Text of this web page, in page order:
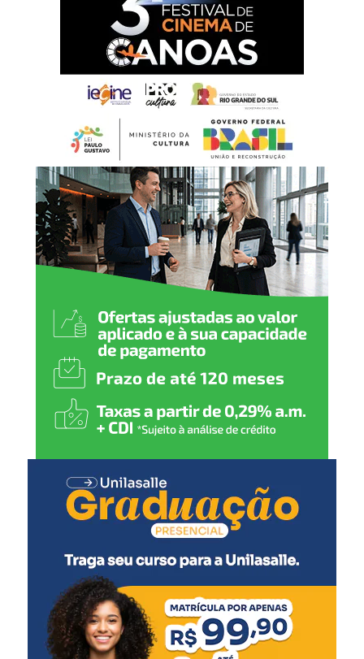
“Uma escola bem
estruturada oferece
melhores condições para
que os estudantes
aprendam, convivam e se
desenvolvam. A reforma da
quadra e a requalificação
do pátio também
representam um avanço
importante na inclusão,
garantindo que todos os
alunos possam participar
das atividades com
segurança, conforto e
autonomia.”
A secretária-adjunta de Projetos e Captação de Recursos,
Jerusa Mattos, detalhou as intervenções previstas.
“Serão realizadas reformas
para qualificar o pátio
escolar, a drenagem do
parquinho, implantação de
mobiliários como mesas e
bancos e a acessibilidade